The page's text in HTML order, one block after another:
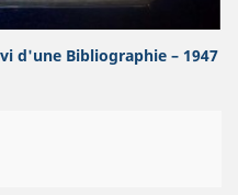
d'une Bibliographie – 1947